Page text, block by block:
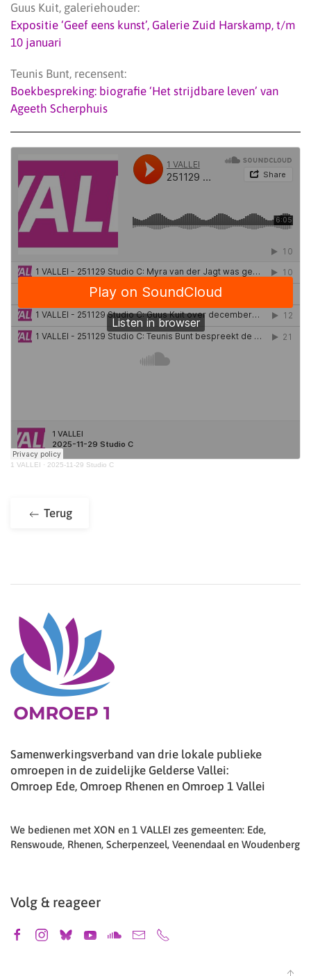
Guus Kuit, galeriehouder:
Expositie ‘Geef eens kunst’, Galerie Zuid Harskamp, t/m
10 januari
Teunis Bunt, recensent:
Boekbespreking: biografie ‘Het strijdbare leven’ van
Ageeth Scherphuis
1 VALLEI · 2025-11-29 Studio C
Terug
Samenwerkingsverband van drie lokale publieke
omroepen in de zuidelijke Gelderse Vallei:
Omroep Ede, Omroep Rhenen en Omroep 1 Vallei
We bedienen met XON en 1 VALLEI zes gemeenten: Ede,
Renswoude, Rhenen, Scherpenzeel, Veenendaal en Woudenberg
Volg & reageer